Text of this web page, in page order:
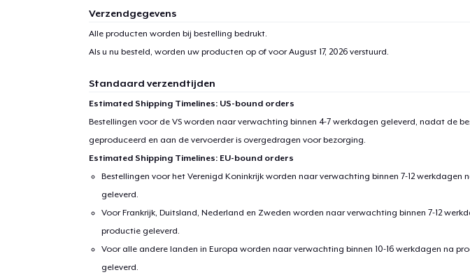
Verzendgegevens
Alle producten worden bij bestelling bedrukt.
Als u nu besteld, worden uw producten op of voorAugust 17, 2026verstuurd.
Standaard verzendtijden
Estimated Shipping Timelines: US-bound orders
Bestellingen voor de VS worden naar verwachting binnen 4-7 werkdagen geleverd, nadat de
geproduceerd en aan de vervoerder is overgedragen voor bezorging.
Estimated Shipping Timelines: EU-bound orders
Bestellingen voor het Verenigd Koninkrijk worden naar verwachting binnen 7-12 werkdagen
geleverd.
Voor Frankrijk, Duitsland, Nederland en Zweden worden naar verwachting binnen 7-12
productie geleverd.
Voor alle andere landen in Europa worden naar verwachting binnen 10-16 werkdagen na
geleverd.